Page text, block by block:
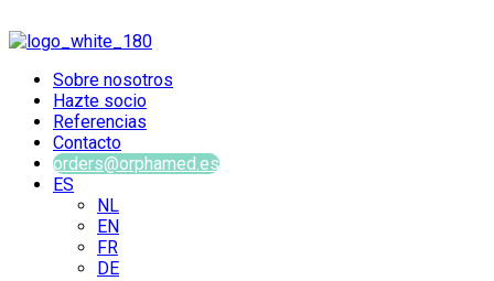
Sobre nosotros
Hazte socio
Referencias
Contacto
orders@orphamed.es
ES
NL
EN
FR
DE